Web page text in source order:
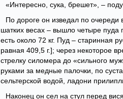
«Интересно, сука, брешет», –
По дороге он изведал по очереди
шатких весах – вышло четыре пуда
есть около 72 кг. Пуд – старинная
равная 409,5 г.]; через некоторое
стрелку силомера до «сильного
руками за медные палочки, по
сельтерской водой, ладони
Наконец он сел на стул перед